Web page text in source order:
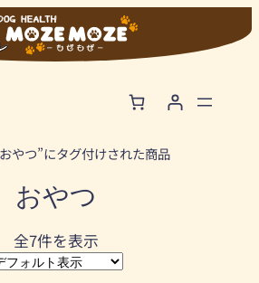
やつ”にタグ付けされた商品
おやつ
全7件を表示